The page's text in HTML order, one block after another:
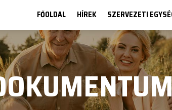
FŐOLDAL HÍREK SZERVEZETI